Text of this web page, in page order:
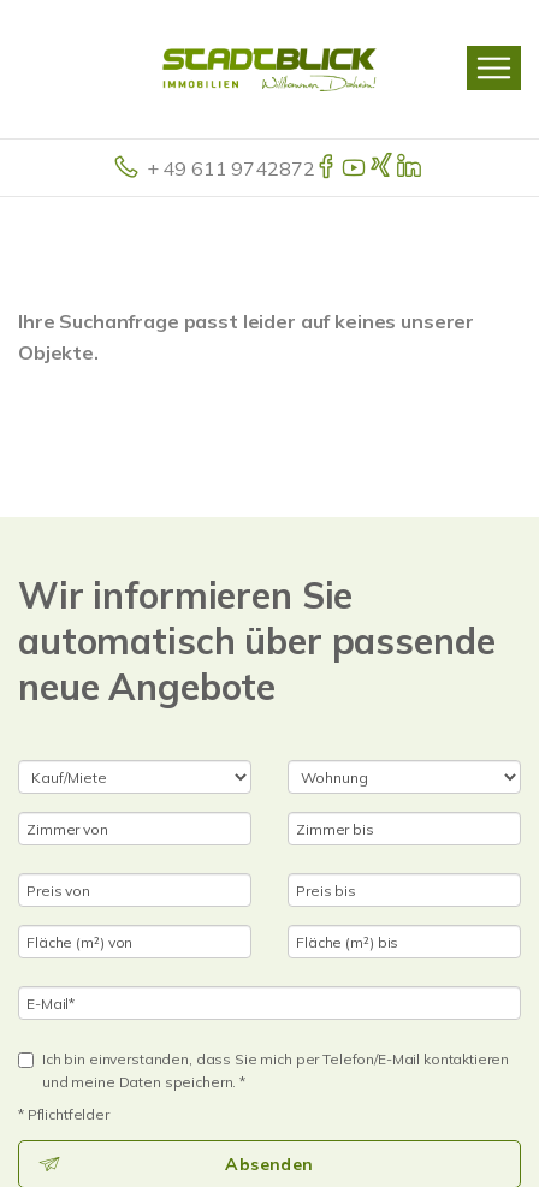
+ 49 611 9742872
Ihre Suchanfrage passt leider auf keines unserer
Objekte.
Wir informieren Sie
automatisch über passende
neue Angebote
Ich bin einverstanden, dass Sie mich per Telefon/E-Mail kontaktieren
und meine Daten speichern. *
* Pflichtfelder
Absenden